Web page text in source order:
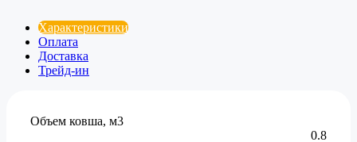
Характеристики
Оплата
Доставка
Трейд-ин
Объем ковша, м3
0.8